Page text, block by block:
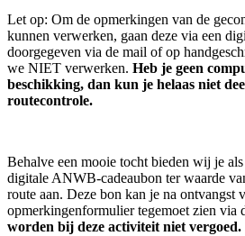
Let op: Om de opmerkingen van de
kunnen verwerken, gaan deze via een
doorgegeven via de mail of op
we NIET verwerken. Heb je geen
beschikking, dan kun je helaas niet
routecontrole.
Behalve een mooie tocht bieden wij je
digitale ANWB-cadeaubon ter waarde
route aan. Deze bon kan je na ontvangst
opmerkingenformulier tegemoet zien via
worden bij deze activiteit niet vergoed.